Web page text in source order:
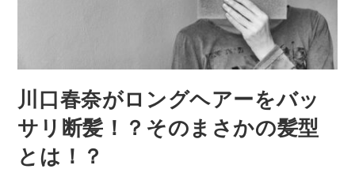
川口春奈がロングヘアーをバッ
サリ断髪！？そのまさかの髪型
とは！？